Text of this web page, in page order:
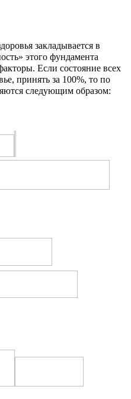
закладывается в
этого фундамента
Если состояние всех
принять за 100%, то по
следующим образом: